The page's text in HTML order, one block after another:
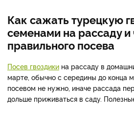
Как сажать турецкую
семенами на рассаду
правильного посева
Посев гвоздики на рассаду в
марте, обычно с середины до конца
посевом не нужно, иначе рассада
дольше приживаться в саду.